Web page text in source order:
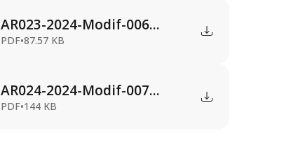
AR023-2024-Modif-006...
PDF•87.57 KB
AR024-2024-Modif-007...
PDF•144 KB